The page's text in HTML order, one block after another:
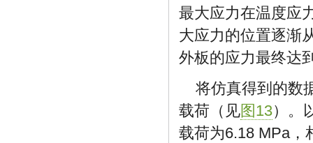
最大应力在温度应
大应力的位置逐渐
外板的应力最终达
将仿真得到的数
载荷（见图13）。
载荷为6.18 MPa